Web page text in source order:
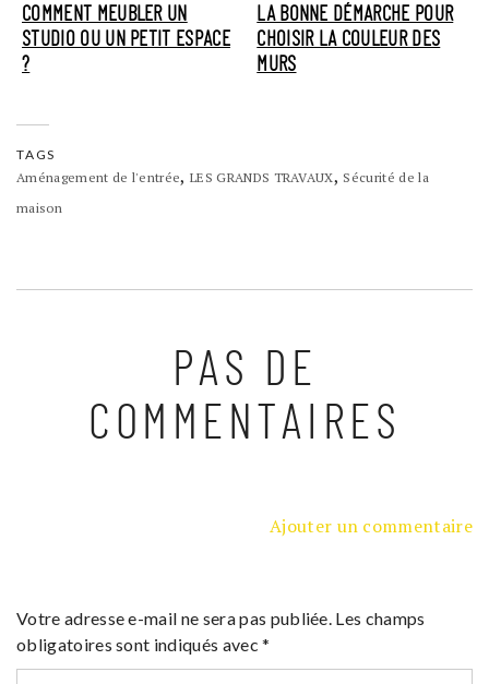
COMMENT MEUBLER UN
STUDIO OU UN PETIT ESPACE
?
LA BONNE DÉMARCHE POUR
CHOISIR LA COULEUR DES
MURS
TAGS
Aménagement de l'entrée,LES GRANDS TRAVAUX, Sécurité de la
maison
PAS DE
COMMENTAIRES
Ajouter un commentaire
Votre adresse e-mail ne sera pas publiée. Les champs
obligatoires sont indiqués avec*